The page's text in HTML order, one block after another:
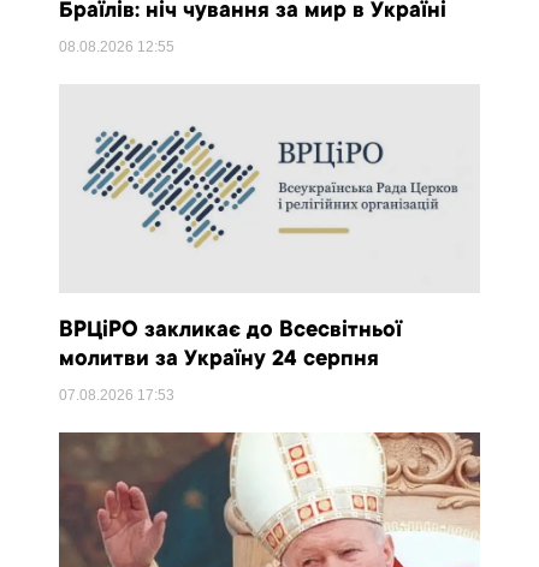
Браїлів: ніч чування за мир в Україні
08.08.2026 12:55
ВРЦіРО закликає до Всесвітньої
молитви за Україну 24 серпня
07.08.2026 17:53